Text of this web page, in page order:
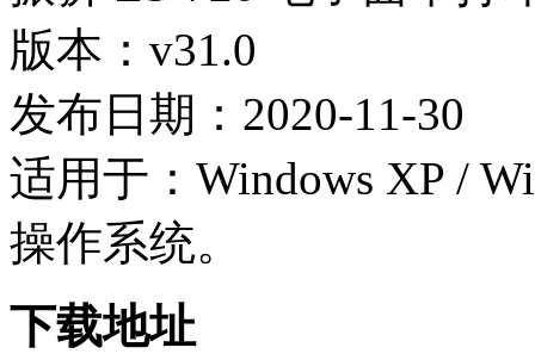
版本：v31.0
发布日期：2020-11-30
适用于：Windows XP /
操作系统。
下载地址